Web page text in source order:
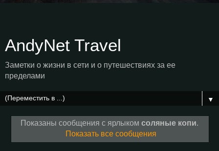
AndyNet Travel
Заметки о жизни в сети и о путешествиях за ее
пределами
▼
Показаны сообщения с ярлыком соляные копи.
Показать все сообщения